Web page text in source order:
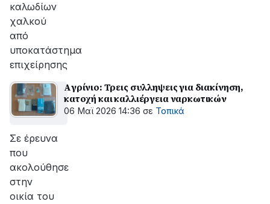
καλωδίων
χαλκού
από
υποκατάστημα
επιχείρησης
Aγρίνιο: Τρεις συλληψεις για διακίνηση,
κατοχή και καλλιέργεια ναρκωτικών
06 Μαϊ 2026 14:36 σε Τοπικά
Σε έρευνα
που
ακολούθησε
στην
οικία του